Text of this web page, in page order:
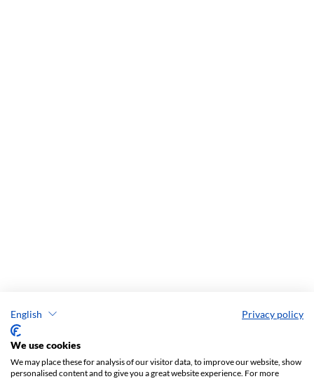
English Privacy policy
We use cookies
We may place these for analysis of our visitor data, to improve our website, show
personalised content and to give you a great website experience. For more